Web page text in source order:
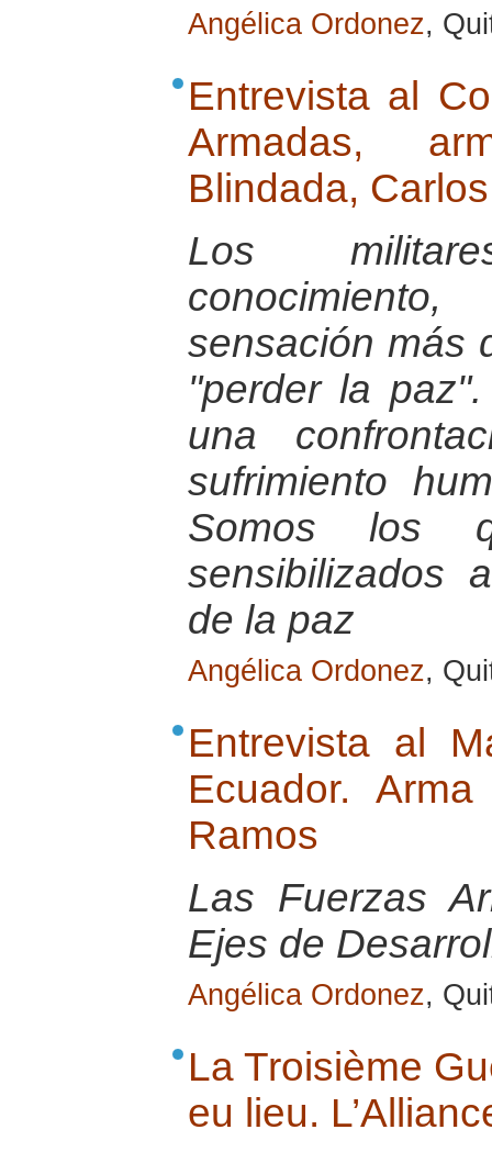
Angélica Ordonez,
Entrevista al
Armadas,
Blindada,
Los
sensación más
"perder la
una
sufrimiento
Somos los
sensibilizados
de la paz
Angélica Ordonez,
Entrevista al
Ecuador.
Ramos
Las Fuerzas
Ejes de
Angélica Ordonez,
La Troisième
eu lieu.